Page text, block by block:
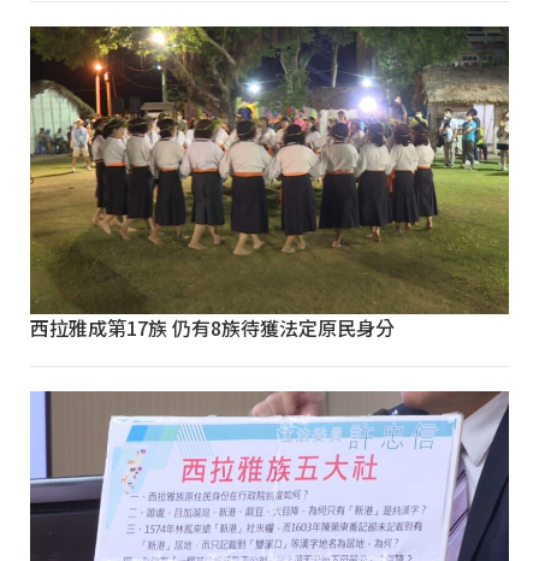
西拉雅成第17族 仍有8族待獲法定原民身分